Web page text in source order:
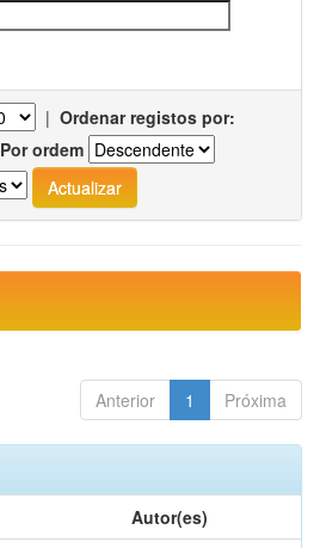
| Ordenar registos por:
Por ordem
Anterior 1 Próxima
Autor(es)